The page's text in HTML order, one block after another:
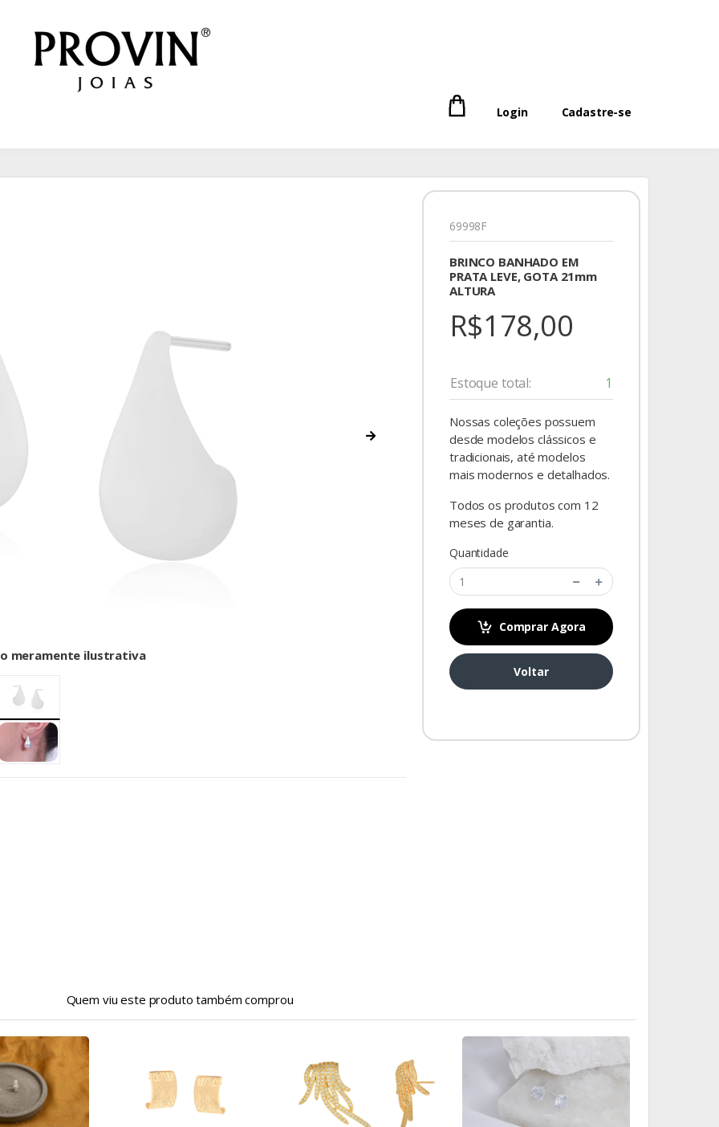
Login Cadastre-se
meramente ilustrativa
69998F
BRINCO BANHADO EM
PRATA LEVE, GOTA 21mm
ALTURA
R$178,00
Estoque total: 1
Nossas coleções possuem
desde modelos clássicos e
tradicionais, até modelos
mais modernos e detalhados.
Todos os produtos com 12
meses de garantia.
Quantidade
Comprar Agora
Voltar
Quem viu este produto também comprou